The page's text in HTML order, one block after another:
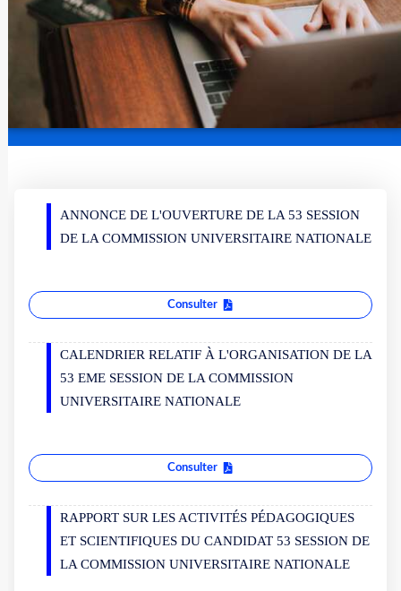
ANNONCE DE L'OUVERTURE DE LA 53 SESSION
DE LA COMMISSION UNIVERSITAIRE NATIONALE
Consulter
CALENDRIER RELATIF À L'ORGANISATION DE LA
53 EME SESSION DE LA COMMISSION
UNIVERSITAIRE NATIONALE
Consulter
RAPPORT SUR LES ACTIVITÉS PÉDAGOGIQUES
ET SCIENTIFIQUES DU CANDIDAT 53 SESSION DE
LA COMMISSION UNIVERSITAIRE NATIONALE